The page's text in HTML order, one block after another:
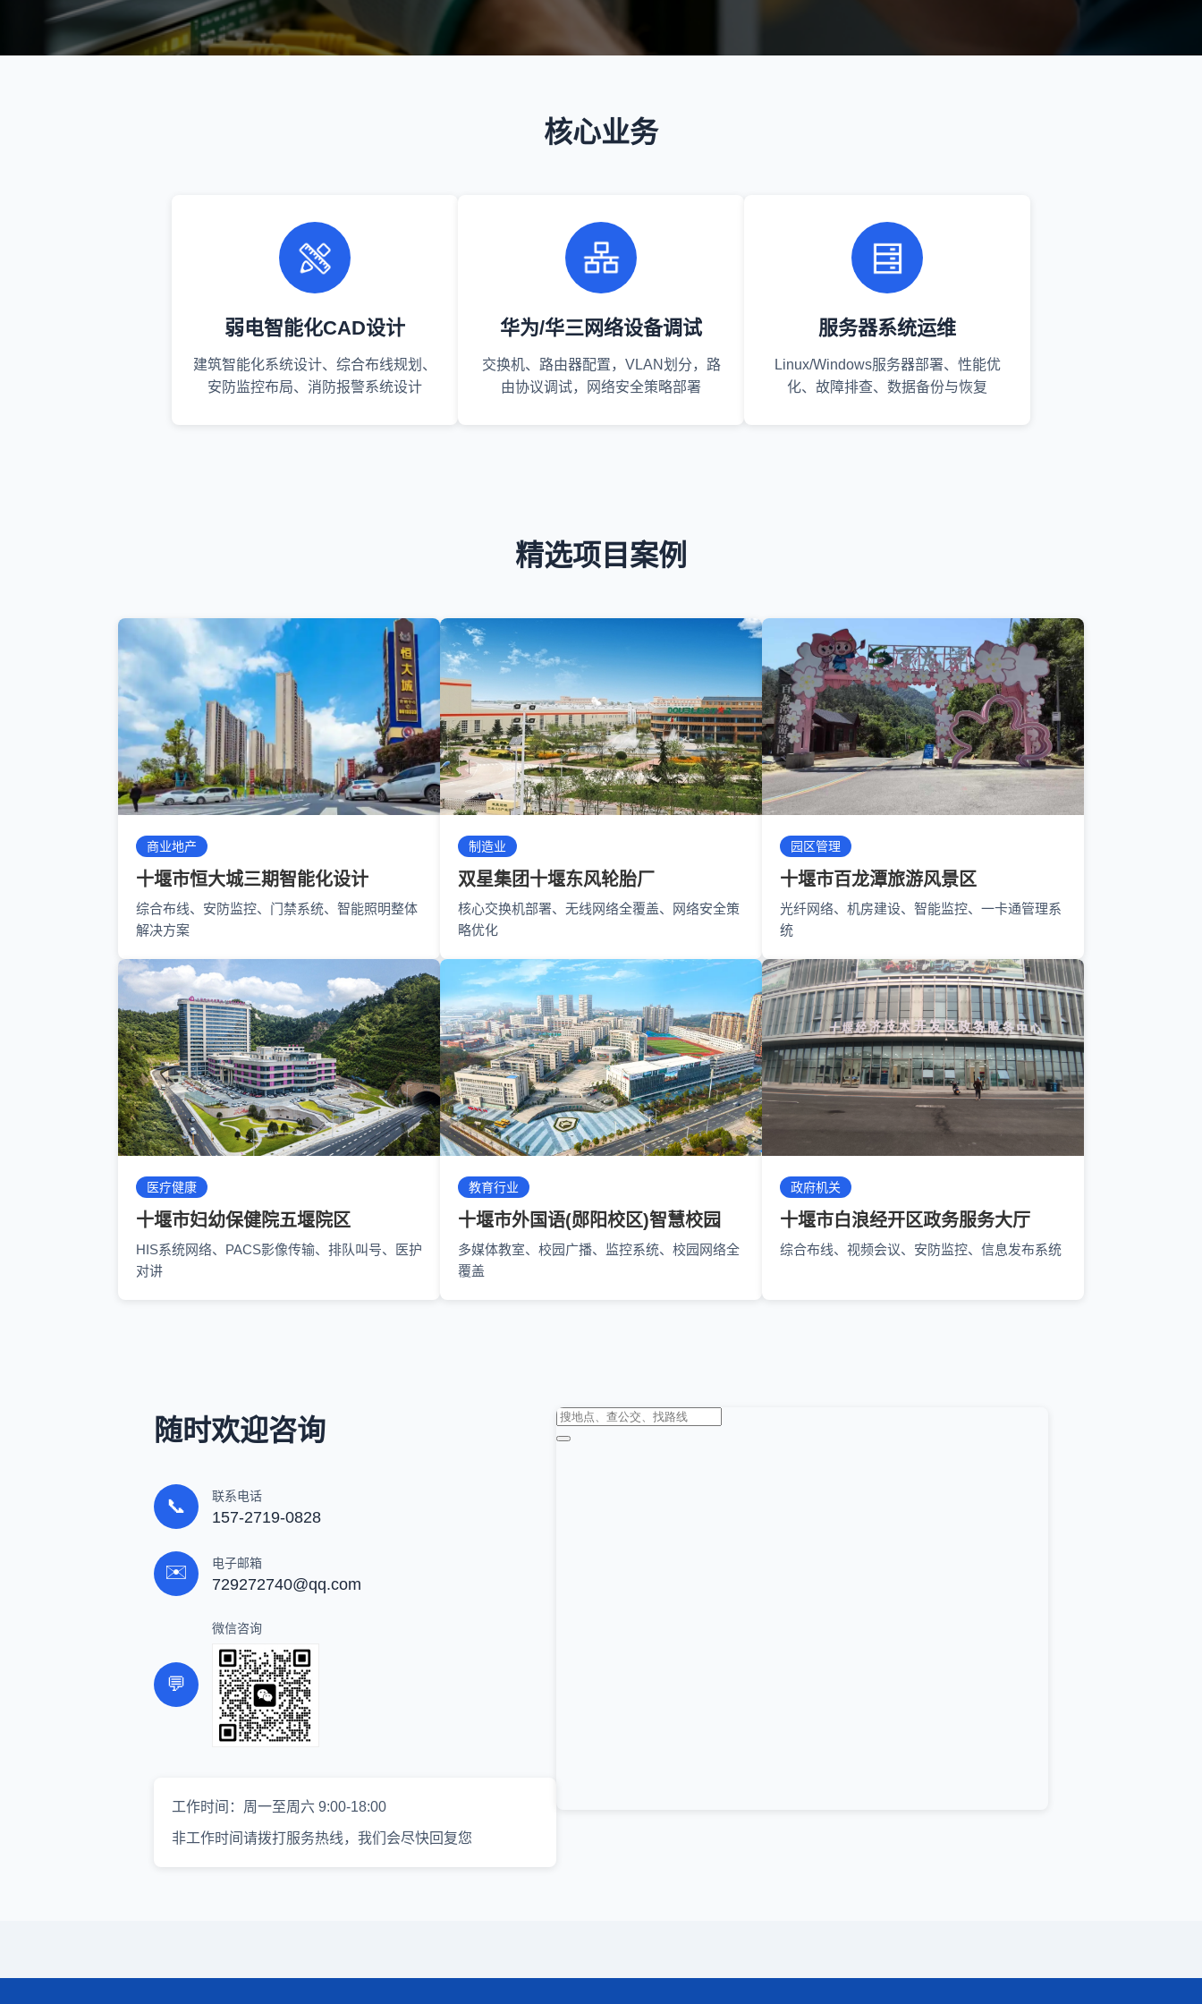
核心业务
弱电智能化CAD设计
建筑智能化系统设计、综合布线规划、
安防监控布局、消防报警系统设计
华为/华三网络设备调试
交换机、路由器配置，VLAN划分，路
由协议调试，网络安全策略部署
服务器系统运维
Linux/Windows服务器部署、性能优
化、故障排查、数据备份与恢复
精选项目案例
商业地产
十堰市恒大城三期智能化设计
综合布线、安防监控、门禁系统、智能照明整体
解决方案
制造业
双星集团十堰东风轮胎厂
核心交换机部署、无线网络全覆盖、网络安全策
略优化
园区管理
十堰市百龙潭旅游风景区
光纤网络、机房建设、智能监控、一卡通管理系
统
医疗健康
十堰市妇幼保健院五堰院区
HIS系统网络、PACS影像传输、排队叫号、医护
对讲
教育行业
十堰市外国语(郧阳校区)智慧校园
多媒体教室、校园广播、监控系统、校园网络全
覆盖
政府机关
十堰市白浪经开区政务服务大厅
综合布线、视频会议、安防监控、信息发布系统
随时欢迎咨询
📞 联系电话
157-2719-0828
✉️ 电子邮箱
729272740@qq.com
💬
微信咨询
工作时间：周一至周六 9:00-18:00
非工作时间请拨打服务热线，我们会尽快回复您